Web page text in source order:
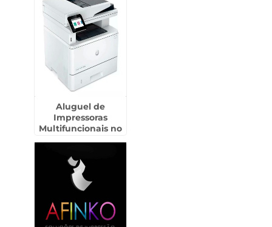
Aluguel de
Impressoras
Multifuncionais no